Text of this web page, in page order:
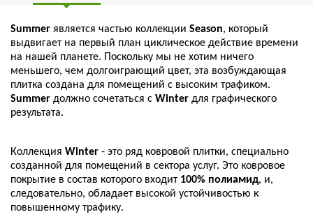
Summer является частью коллекции Season, который
выдвигает на первый план циклическое действие времени
на нашей планете. Поскольку мы не хотим ничего
меньшего, чем долгоиграющий цвет, эта возбуждающая
плитка создана для помещений с высоким трафиком.
Summer должно сочетаться с Winter для графического
результата.
Коллекция Winter - это ряд ковровой плитки, специально
созданной для помещений в сектора услуг. Это ковровое
покрытие в состав которого входит 100% полиамид, и,
следовательно, обладает высокой устойчивостью к
повышенному трафику.